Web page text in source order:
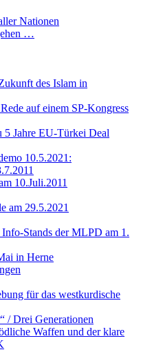
Nationen
…
des Islam in
auf einem SP-Kongress
5 Jahre EU-Türkei Deal
10.5.2021:
10.Juli.2011
am 29.5.2021
Stands der MLPD am 1.
in Herne
für das westkurdische
/ Drei Generationen
Waffen und der klare